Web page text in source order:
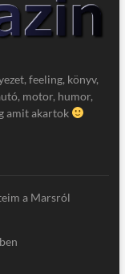
feeling, könyv,
motor, humor,
amit akartok
a Marsról